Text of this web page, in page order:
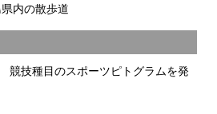
内の散歩道
技種目のスポーツピトグラムを発